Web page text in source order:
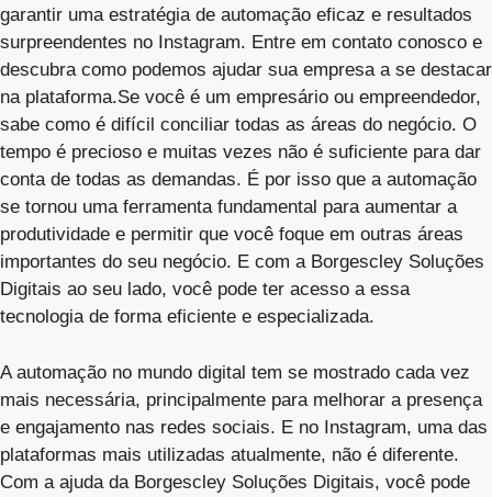
garantir uma estratégia de automação eficaz e resultados
surpreendentes no Instagram. Entre em contato conosco e
descubra como podemos ajudar sua empresa a se destacar
na plataforma.Se você é um empresário ou empreendedor,
sabe como é difícil conciliar todas as áreas do negócio. O
tempo é precioso e muitas vezes não é suficiente para dar
conta de todas as demandas. É por isso que a automação
se tornou uma ferramenta fundamental para aumentar a
produtividade e permitir que você foque em outras áreas
importantes do seu negócio. E com a Borgescley Soluções
Digitais ao seu lado, você pode ter acesso a essa
tecnologia de forma eficiente e especializada.
A automação no mundo digital tem se mostrado cada vez
mais necessária, principalmente para melhorar a presença
e engajamento nas redes sociais. E no Instagram, uma das
plataformas mais utilizadas atualmente, não é diferente.
Com a ajuda da Borgescley Soluções Digitais, você pode